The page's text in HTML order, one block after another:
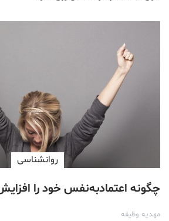
روانشناسی
چگونه اعتمادبه‌نفس خود را
مهدیه وظیفه